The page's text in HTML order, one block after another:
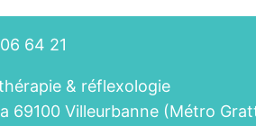
64 21
& réflexologie
69100 Villeurbanne (Métro